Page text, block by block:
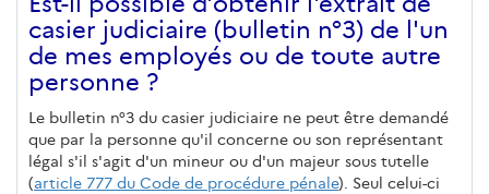
casier judiciaire (bulletin n°3) de l'un
de mes employés ou de toute autre
personne ?
Le bulletin n°3 du casier judiciaire ne peut être demandé
que par la personne qu'il concerne ou son représentant
légal s'il s'agit d'un mineur ou d'un majeur sous tutelle
(article 777 du Code de procédure pénale). Seul celui-ci